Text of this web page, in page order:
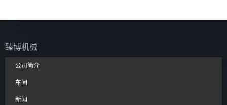
臻博机械
公司简介
车间
新闻